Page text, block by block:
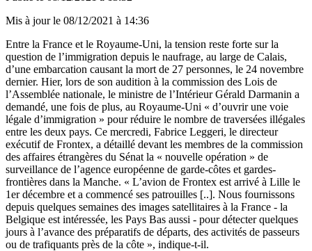
Mis à jour le 08/12/2021 à 14:36
Entre la France et le Royaume-Uni, la tension reste forte sur la
question de l’immigration depuis le naufrage, au large de Calais,
d’une embarcation causant la mort de 27 personnes, le 24 novembre
dernier. Hier, lors de son audition à la commission des Lois de
l’Assemblée nationale, le ministre de l’Intérieur Gérald Darmanin a
demandé, une fois de plus, au Royaume-Uni « d’ouvrir une voie
légale d’immigration » pour réduire le nombre de traversées illégales
entre les deux pays. Ce mercredi, Fabrice Leggeri, le directeur
exécutif de Frontex, a détaillé devant les membres de la commission
des affaires étrangères du Sénat la « nouvelle opération » de
surveillance de l’agence européenne de garde-côtes et gardes-
frontières dans la Manche. « L’avion de Frontex est arrivé à Lille le
1erdécembre et a commencé ses patrouilles [..]. Nous fournissons
depuis quelques semaines des images satellitaires à la France - la
Belgique est intéressée, les Pays Bas aussi - pour détecter quelques
jours à l’avance des préparatifs de départs, des activités de passeurs
ou de trafiquants près de la côte », indique-t-il.